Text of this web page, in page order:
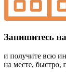
Запишитесь
и получите всю
на месте, быстро,